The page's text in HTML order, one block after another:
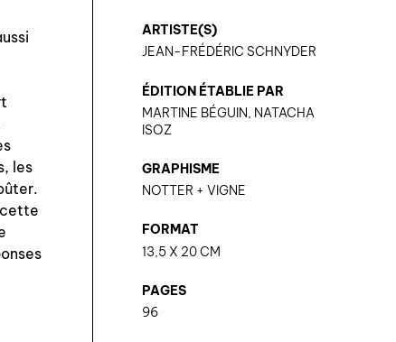
les
cette
ARTISTE(S)
JEAN-FRÉDÉRIC SCHNYDER
ÉDITION ÉTABLIE PAR
MARTINE BÉGUIN, NATACHA
ISOZ
GRAPHISME
NOTTER + VIGNE
FORMAT
13,5 X 20 CM
PAGES
96